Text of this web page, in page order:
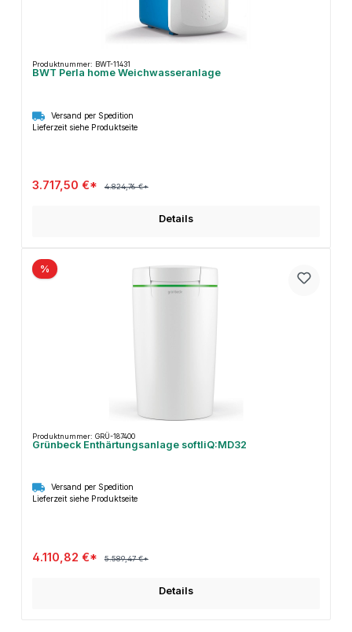
Produktnummer: BWT-11431
BWT Perla home Weichwasseranlage
Versand per Spedition
Lieferzeit siehe Produktseite
3.717,50 €* 4.824,76 €*
Details
%
Produktnummer: GRÜ-187400
Grünbeck Enthärtungsanlage softliQ:MD32
Versand per Spedition
Lieferzeit siehe Produktseite
4.110,82 €* 5.589,47 €*
Details